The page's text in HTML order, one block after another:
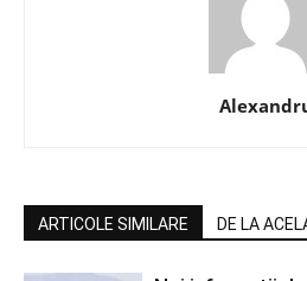
ARTICOLE SIMILARE DE LA